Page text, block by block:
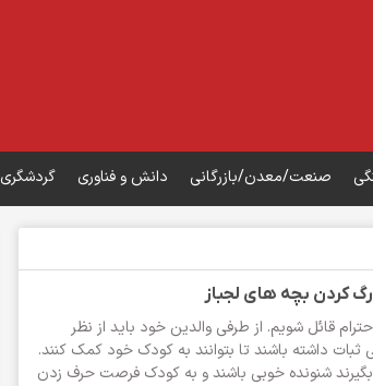
صنعت/معدن/بازرگانی دانش و فناوری گردشگری
قائل شویم. از طرفی والدین خود باید از نظر
داشته باشند تا بتوانند به کودک خود کمک کنند.
بگیرند شنونده خوبی باشند و به کودک فرصت حرف زدن